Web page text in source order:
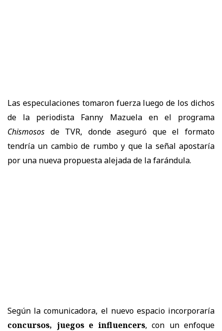
Las especulaciones tomaron fuerza luego de los dichos
de la periodista Fanny Mazuela en el programa
Chismosos de TVR, donde aseguró que el formato
tendría un cambio de rumbo y que la señal apostaría
por una nueva propuesta alejada de la farándula.
Según la comunicadora, el nuevo espacio incorporaría
concursos, juegos e influencers, con un enfoque